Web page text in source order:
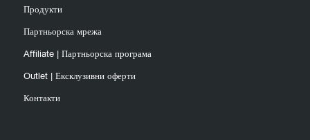
Продукти
Партньорска мрежа
Affiliate | Партньорска програма
Outlet | Ексклузивни оферти
Контакти